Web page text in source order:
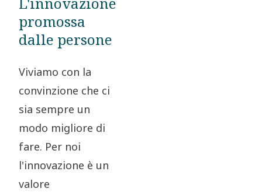
promossa
dalle persone
Viviamo con la
convinzione che ci
sia sempre un
modo migliore di
fare. Per noi
l'innovazione è un
valore